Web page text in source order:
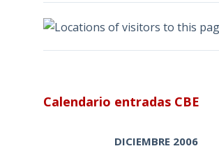
Calendario entradas CBE
DICIEMBRE 2006